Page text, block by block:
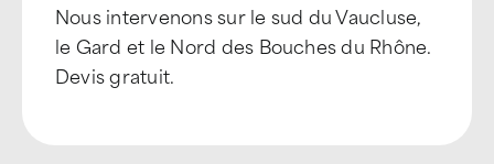
Nous intervenons sur le sud du Vaucluse,
le Gard et le Nord des Bouches du Rhône.
Devis gratuit.